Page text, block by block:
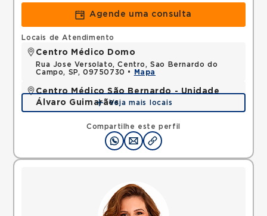
Agende uma consulta
Compartilhe este perfil
Locais de Atendimento
Centro Médico Domo
Rua Jose Versolato, Centro, Sao Bernardo do
Campo, SP, 09750730 •
Mapa
Centro Médico São Bernardo - Unidade
Álvaro Guimarães
Avenida Alvaro Guimaraes, Assuncao, Sao Bernardo
do Campo, SP, 09810010 •
Mapa
Veja mais locais